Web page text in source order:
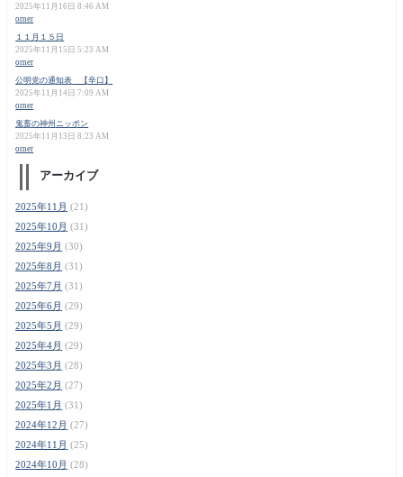
2025年11月16日 8:46 AM
orner
１１月１５日
2025年11月15日 5:23 AM
orner
公明党の通知表 【辛口】
2025年11月14日 7:09 AM
orner
鬼畜の神州ニッポン
2025年11月13日 8:23 AM
orner
アーカイブ
2025年11月 (21)
2025年10月 (31)
2025年9月 (30)
2025年8月 (31)
2025年7月 (31)
2025年6月 (29)
2025年5月 (29)
2025年4月 (29)
2025年3月 (28)
2025年2月 (27)
2025年1月 (31)
2024年12月 (27)
2024年11月 (25)
2024年10月 (28)